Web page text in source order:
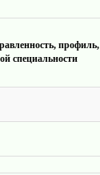
профиль,
специальности